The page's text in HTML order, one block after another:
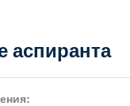
аспиранта